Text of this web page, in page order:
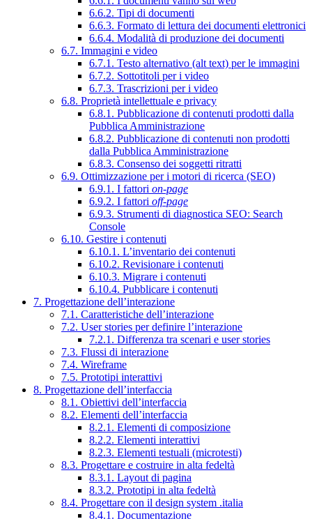
6.6.2. Tipi di documenti
6.6.3. Formato di lettura dei documenti elettronici
6.6.4. Modalità di produzione dei documenti
6.7. Immagini e video
6.7.1. Testo alternativo (alt text) per le immagini
6.7.2. Sottotitoli per i video
6.7.3. Trascrizioni per i video
6.8. Proprietà intellettuale e privacy
6.8.1. Pubblicazione di contenuti prodotti dalla
Pubblica Amministrazione
6.8.2. Pubblicazione di contenuti non prodotti
dalla Pubblica Amministrazione
6.8.3. Consenso dei soggetti ritratti
6.9. Ottimizzazione per i motori di ricerca (SEO)
6.9.1. I fattori on-page
6.9.2. I fattori off-page
6.9.3. Strumenti di diagnostica SEO: Search
Console
6.10. Gestire i contenuti
6.10.1. L’inventario dei contenuti
6.10.2. Revisionare i contenuti
6.10.3. Migrare i contenuti
6.10.4. Pubblicare i contenuti
7. Progettazione dell’interazione
7.1. Caratteristiche dell’interazione
7.2. User stories per definire l’interazione
7.2.1. Differenza tra scenari e user stories
7.3. Flussi di interazione
7.4. Wireframe
7.5. Prototipi interattivi
8. Progettazione dell’interfaccia
8.1. Obiettivi dell’interfaccia
8.2. Elementi dell’interfaccia
8.2.1. Elementi di composizione
8.2.2. Elementi interattivi
8.2.3. Elementi testuali (microtesti)
8.3. Progettare e costruire in alta fedeltà
8.3.1. Layout di pagina
8.3.2. Prototipi in alta fedeltà
8.4. Progettare con il design system .italia
8.4.1. Documentazione